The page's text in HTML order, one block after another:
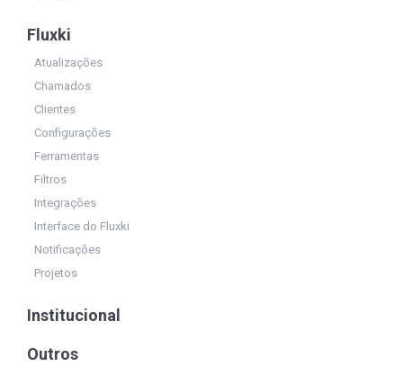
Fluxki
Atualizações
Chamados
Clientes
Configurações
Ferramentas
Filtros
Integrações
Interface do Fluxki
Notificações
Projetos
Institucional
Outros